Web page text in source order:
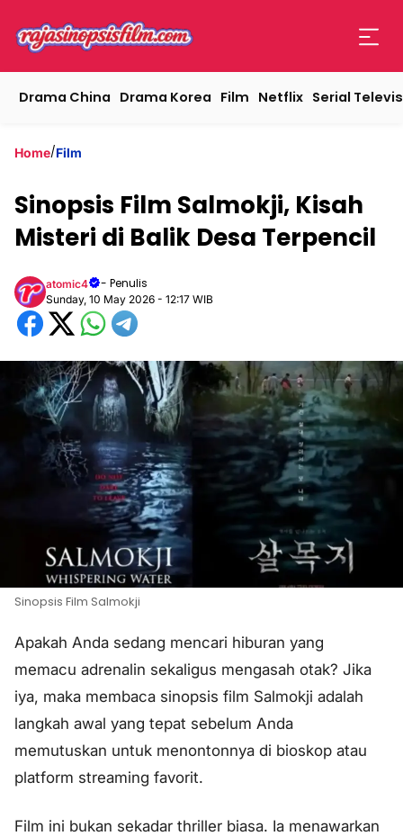
Drama China Drama Korea Film Netflix Serial
Home/Film
Sinopsis Film Salmokji, Kisah
Misteri di Balik Desa Terpencil
atomic4 - Penulis
Sunday, 10 May 2026 - 12:17 WIB
Sinopsis Film Salmokji
Apakah Anda sedang mencari hiburan yang
memacu adrenalin sekaligus mengasah otak? Jika
iya, maka membaca sinopsis film Salmokji adalah
langkah awal yang tepat sebelum Anda
memutuskan untuk menontonnya di bioskop atau
platform streaming favorit.
Film ini bukan sekadar thriller biasa. Ia menawarkan